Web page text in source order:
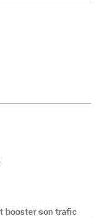
booster son trafic